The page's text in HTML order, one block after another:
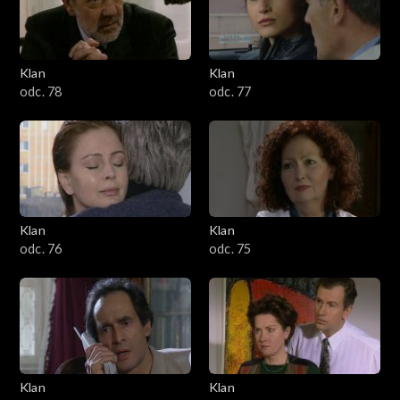
701–800
601–700
501–600
401–500
301–400
201–300
101–200
1–100
Klan
odc. 78
Klan
odc. 77
Klan
odc. 76
Klan
odc. 75
Klan
Klan